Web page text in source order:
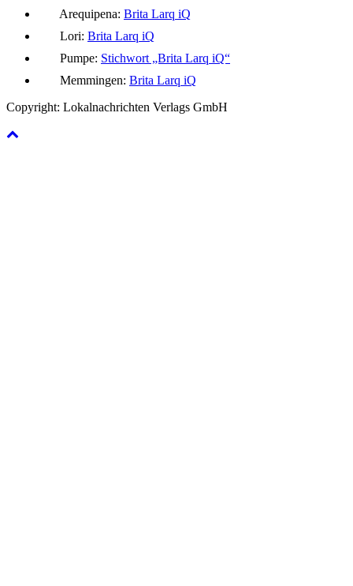
Arequipena: Brita Larq iQ
Lori: Brita Larq iQ
Pumpe: Stichwort „Brita Larq iQ“
Memmingen: Brita Larq iQ
Copyright: Lokalnachrichten Verlags GmbH